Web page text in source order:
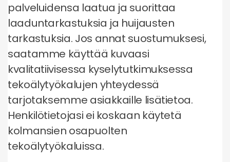
palveluidensa laatua ja suorittaa
laaduntarkastuksia ja huijausten
tarkastuksia. Jos annat suostumuksesi,
saatamme käyttää kuvaasi
kvalitatiivisessa kyselytutkimuksessa
tekoälytyökalujen yhteydessä
tarjotaksemme asiakkaille lisätietoa.
Henkilötietojasi ei koskaan käytetä
kolmansien osapuolten
tekoälytyökaluissa.